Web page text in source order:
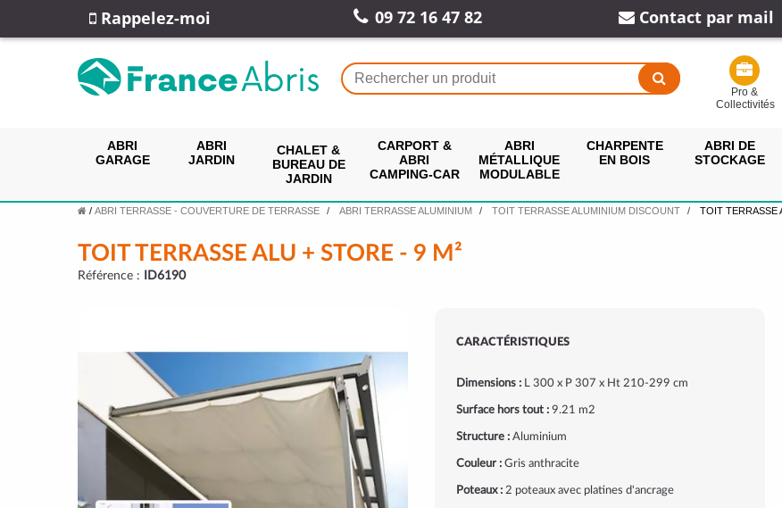
Rappelez-moi 09 72 16 47 82 Contact par mail
Pro &
Collectivités
ABRI
GARAGE
ABRI
JARDIN
CHALET &
BUREAU DE
JARDIN
CARPORT &
ABRI
CAMPING-CAR
ABRI
MÉTALLIQUE
MODULABLE
CHARPENTE
EN BOIS
ABRI DE
STOCKAGE
/ ABRI TERRASSE - COUVERTURE DE TERRASSE ABRI TERRASSE ALUMINIUM TOIT TERRASSE ALUMINIUM DISCOUNT TOIT TERRASSE
TOIT TERRASSE ALU + STORE - 9 M²
Référence : ID6190
CARACTÉRISTIQUES
Dimensions :L 300 x P 307 x Ht 210-299 cm
Surface hors tout :9.21 m2
Structure :Aluminium
Couleur :Gris anthracite
Poteaux :2 poteaux avec platines d'ancrage